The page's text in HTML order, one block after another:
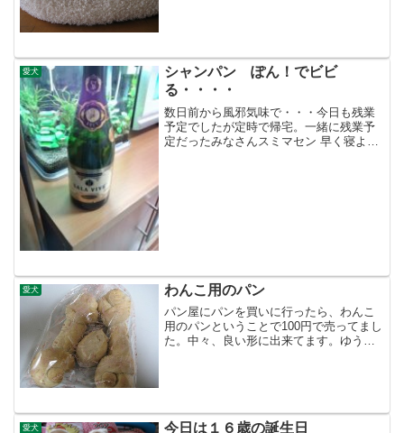
愛犬
シャンパン ぽん！でビビ
る・・・・
数日前から風邪気味で・・・今日も残業
予定でしたが定時で帰宅。一緒に残業予
定だったみなさんスミマセン 早く寝よう
愛犬 わんこ用のパン
パン屋にパンを買いに行ったら、わんこ
用のパンということで100円で売ってまし
た。中々、良い形に出来てます。ゆうに
愛犬 今日は１６歳の誕生日